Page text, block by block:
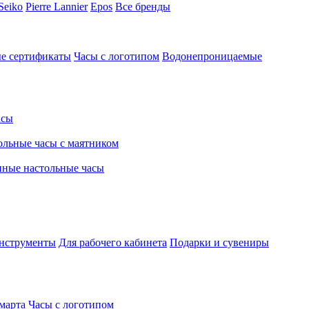
Pierre Lannier Epos Все бренды
сертификаты Часы с логотипом Водонепроницаемые
часы с маятником
настольные часы
Для рабочего кабинета Подарки и сувениры
Часы с логотипом